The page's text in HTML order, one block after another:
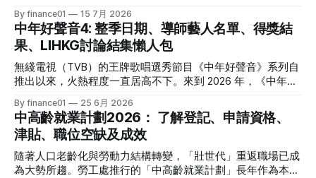
格價與部署，以下先將這 15 隻橫跨港股、美股及基金的明星
收息產品進行系統性匯總： 範疇代號 / 名稱產品性質2026年
估算年化股息率 / 派息率派息頻率核心定位與優勢港股中國移
動 (00941)通訊藍籌6.5% - 6.6%半年配國企巨頭，現金流極
強，兼具防守與增長。港股中國海洋石油 (00883)能源藍籌
5.8% - 6.0%半年配受益於地緣政治與油價，
場目前有相當多穩健的防守型工具。本文為大家盤點 2026 年
香港最新主流低風險投資產品，橫向比較其利弊，並揭秘連登
（LIHKG）「財經台」巴打們最真實、最不留情面的毒舌評
價！ 2026年香港熱門低風險投資工具一覽 在香港，低風險投
資主要圍繞「保本」與「高流動性」展開。以下是 2026 年最
受市場歡迎的 5 大產品比較： 投資工具2026年預估年回報率
資金鎖定期適合對象風險等級港元/美元定期存款2.4% - 4.0%1
個月至1年不等追求絕對保本、懶得操作的人⭐ (極低)美國國庫
債券 (T-Bills)4.0% - 4.5%1個月至30年不等懂得用美股 App、
追求比定存更高息的人⭐ (極低) 香港政府零售債券
By finance01 15 7月 2026
中年好聲音4: 整季日期、導師藝人名單、得獎結
果、LIHKG討論結集懶人包
無綫電視（TVB）的王牌歌唱選秀節目《中年好聲音》系列自
推出以來，火熱程度一直居高不下。來到 2026 年，《中年好
了更新穎的賽制，舞台與音響規格全面升級，參賽者的背景更
是臥虎藏龍，由退隱江湖的昔日歌手到各行各業的隱世歌王，
再次掀起全城「追星」與「懷舊」熱潮。 如果你錯過了部分
精彩集數，或者想一氣呵成重溫整季的精華，這篇《中年好聲
音 4》全方位懶人包將為你系統化地盤點整季賽期、星級陣
By finance01 25 6月 2026
中高齡就業計劃2026： 了解登記、申請資格、
津貼、職位空缺及成效
隨著人口老齡化與勞動力結構轉變，「壯世代」重返職場已成
為大勢所趨。勞工處推行的「中高齡就業計劃」長年作為本港